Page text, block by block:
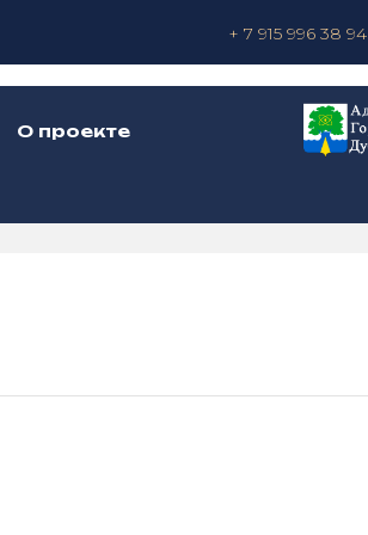
+ 7 915 996 38 94
О проекте